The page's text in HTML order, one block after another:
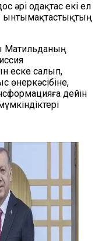
әрі одақтас екі ел
ынтымақтастықтың
Матильданың
еске салып,
өнеркәсібіне,
дейін